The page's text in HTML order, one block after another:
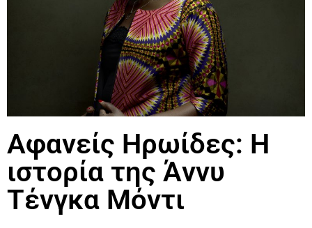
Αφανείς Ηρωίδες: Η
ιστορία της Άννυ
Τένγκα Μόντι